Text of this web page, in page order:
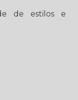
de estilos e